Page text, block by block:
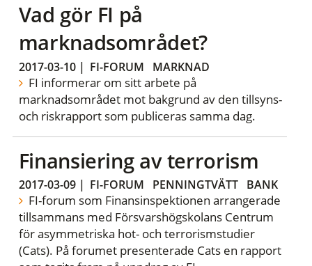
Vad gör FI på
marknadsområdet?
2017-03-10| FI-FORUM MARKNAD
FI informerar om sitt arbete på
marknadsområdet mot bakgrund av den tillsyns-
och riskrapport som publiceras samma dag.
Finansiering av terrorism
2017-03-09| FI-FORUM PENNINGTVÄTT BANK
FI-forum som Finansinspektionen arrangerade
tillsammans med Försvarshögskolans Centrum
för asymmetriska hot- och terrorismstudier
(Cats). På forumet presenterade Cats en rapport